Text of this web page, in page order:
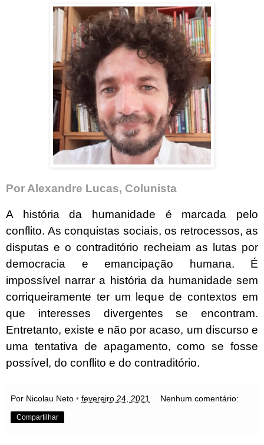
Por Alexandre Lucas, Colunista
A história da humanidade é marcada pelo
conflito. As conquistas sociais, os retrocessos, as
disputas e o contraditório recheiam as lutas por
democracia e emancipação humana. É
impossível narrar a história da humanidade sem
corriqueiramente ter um leque de contextos em
que interesses divergentes se encontram.
Entretanto, existe e não por acaso, um discurso e
uma tentativa de apagamento, como se fosse
possível, do conflito e do contraditório.
Por Nicolau Neto • fevereiro 24, 2021 Nenhum comentário:
Compartilhar